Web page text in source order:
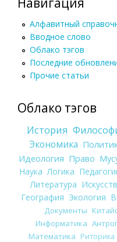
Алфавитный
Вводное слово
Облако тэгов
Последние
Прочие статьи
Облако тэгов
История
Экономика
Идеология Право
Наука Логика
Литература
География Экология
Документы
Информатика
Математика Риторика